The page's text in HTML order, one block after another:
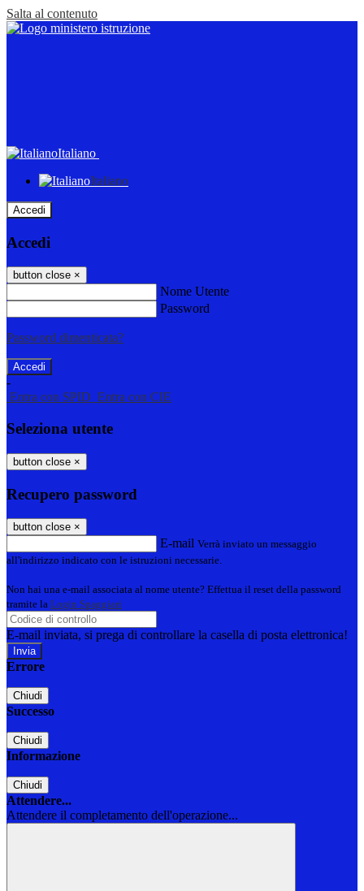
Salta al contenuto
Italiano
Italiano
Accedi
Accedi
button close ×
Nome Utente
Password
Password dimenticata?
-
Entra con SPID Entra con CIE
Seleziona utente
button close ×
Recupero password
button close ×
E-mail Verrà inviato un messaggio
all'indirizzo indicato con le istruzioni necessarie.
Non hai una e-mail associata al nome utente? Effettua il reset della password
tramite la Login Spaggiari
E-mail inviata, si prega di controllare la casella di posta elettronica!
Errore
Chiudi
Successo
Chiudi
Informazione
Chiudi
Attendere...
Attendere il completamento dell'operazione...